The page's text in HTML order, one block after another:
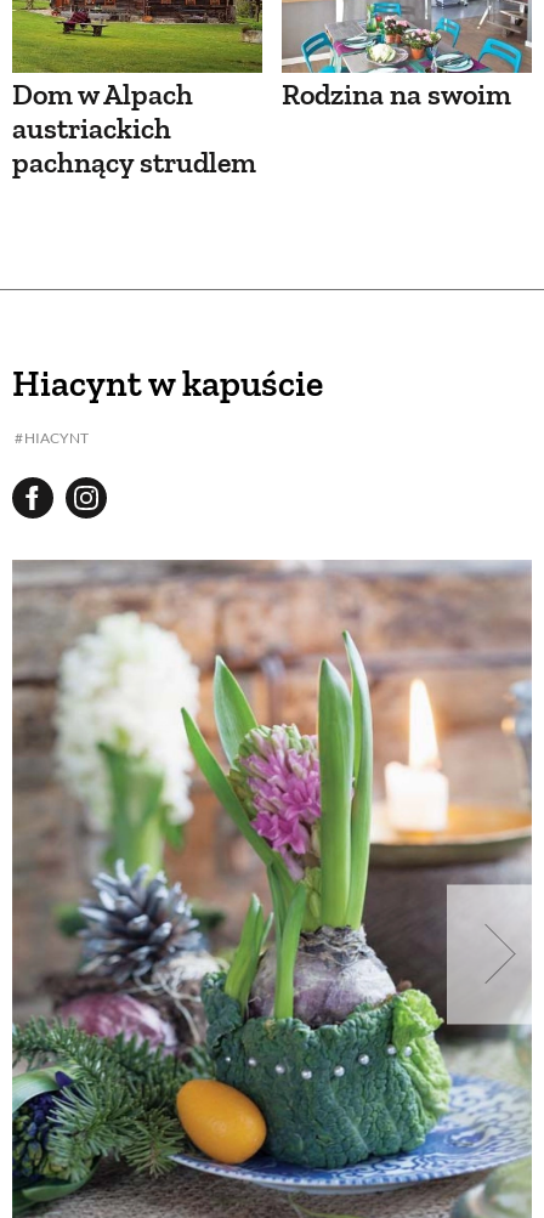
Dom w Alpach
austriackich
pachnący strudlem
Rodzina na swoim
Hiacynt w kapuście
HIACYNT